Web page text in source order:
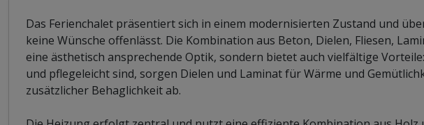
Das Ferienchalet präsentiert sich in einem modernisierten Zustand und
keine Wünsche offenlässt. Die Kombination aus Beton, Dielen, Fliesen,
eine ästhetisch ansprechende Optik, sondern bietet auch vielfältige
und pflegeleicht sind, sorgen Dielen und Laminat für Wärme und
zusätzlicher Behaglichkeit ab.